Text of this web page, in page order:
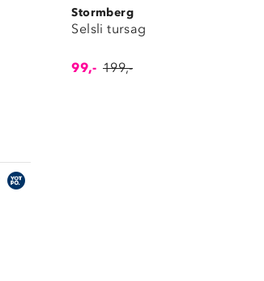
Stormberg
Selsli tursag
99,- 199,-